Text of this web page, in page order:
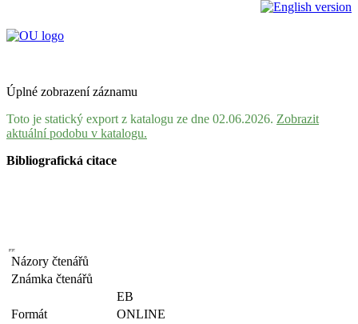
Úplné zobrazení záznamu
Toto je statický export z katalogu ze dne 02.06.2026. Zobrazit
aktuální podobu v katalogu.
Bibliografická citace
Názory čtenářů
Známka čtenářů
EB
Formát
ONLINE